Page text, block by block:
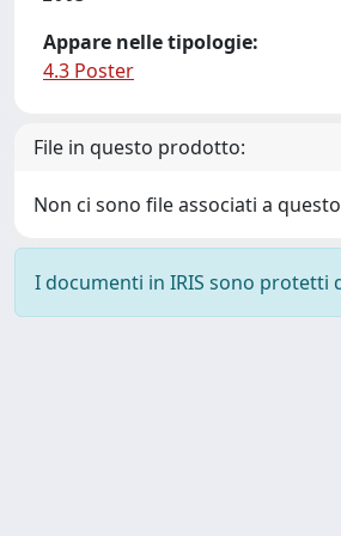
Appare nelle tipologie:
4.3 Poster
File in questo prodotto:
Non ci sono file associati a
I documenti in IRIS sono protetti